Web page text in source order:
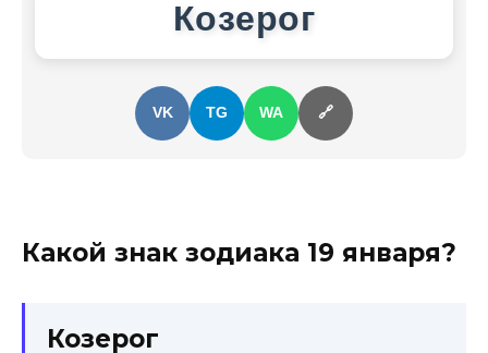
Козерог
VK TG WA 🔗
Какой знак зодиака 19 января?
Козерог